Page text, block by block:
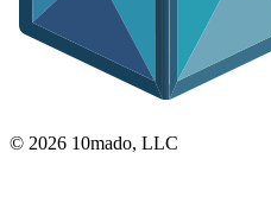
© 2026 10mado, LLC